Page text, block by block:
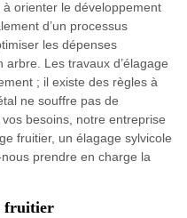
à orienter le développement
d’un processus
les dépenses
arbre. Les travaux d’élagage
; il existe des règles à
ne souffre pas de
besoins, notre entreprise
fruitier, un élagage sylvicole
prendre en charge la
fruitier